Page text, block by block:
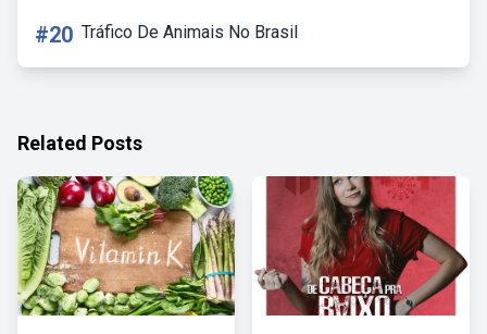
#20 Tráfico De Animais No Brasil
Related Posts